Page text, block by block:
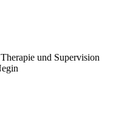
und Supervision